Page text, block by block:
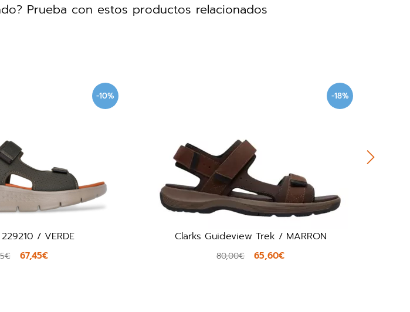
Prueba con estos productos relacionados
-10%
/ VERDE
67,45€
-18%
Clarks Guideview Trek / MARRON
80,00€ 65,60€